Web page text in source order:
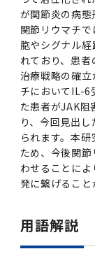
が関節炎の病態
関節リウマチ
胞やシグナル
れており、患
治療戦略の確
チにおいてIL-6
た患者がJAK阻
り、今回見出
られます。本
ため、今後関
わせることに
発に繋げること
用語解説